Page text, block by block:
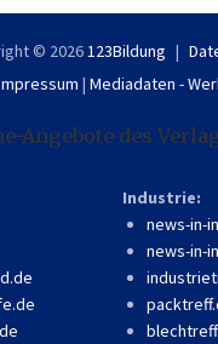
© 2026 123Bildung
| Mediadaten -
Angebote des
Industrie:
news-in-
news-in-